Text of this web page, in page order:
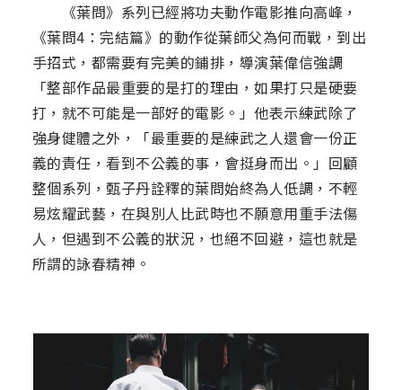
《葉問》系列已經將功夫動作電影推向高峰，
《葉問4：完結篇》的動作從葉師父為何而戰，到出
手招式，都需要有完美的鋪排，導演葉偉信強調
「整部作品最重要的是打的理由，如果打只是硬要
打，就不可能是一部好的電影。」他表示練武除了
強身健體之外，「最重要的是練武之人還會一份正
義的責任，看到不公義的事，會挺身而出。」回顧
整個系列，甄子丹詮釋的葉問始終為人低調，不輕
易炫耀武藝，在與別人比武時也不願意用重手法傷
人，但遇到不公義的狀況，也絕不回避，這也就是
所謂的詠春精神。